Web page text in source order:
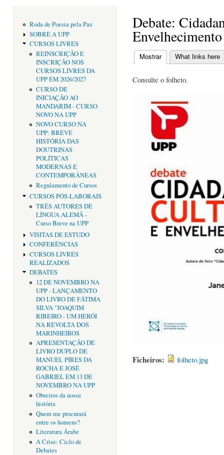
Roda de Poesia pela Paz
SOBRE A UPP
CURSOS LIVRES
REINSCRIÇÃO E
INSCRIÇÃO NOS
CURSOS LIVRES DA
UPP EM 2026/2027
CURSO DE
INICIAÇÃO AO
MANDARIM - CURSO
NOVO NA UPP
NOVO CURSO NA
UPP: BREVE
HISTÓRIA DAS
DOUTRINAS
POLÍTICAS
MODERNAS E
CONTEMPORÂNEAS
Regulamento de Cursos
CURSOS PÓS-LABORAIS
TRÊS AUTORES DE
LÍNGUA ALEMÃ -
Curso Breve na UPP
VISITAS DE ESTUDO
CONFERÊNCIAS
CURSOS LIVRES
REALIZADOS
DEBATES
12 DE NOVEMBRO NA
UPP - LANÇAMENTO
DO LIVRO DE FÁTIMA
SILVA "JOAQUIM
RIBEIRO - UM HERÓI
NA REVOLTA DOS
MARINHEIROS
APRESENTAÇÃO DE
LIVRO DUPLO DE
MANUEL PIRES DA
ROCHA E JOSÉ
GABRIEL EM 13 DE
NOVEMBRO NA UPP
Obreiros da nossa
história
Quem me procurará
entre os homens?
Literatura Árabe
A Crise: Ciclo de
Debates
Debate:
Envelhecimento
Separadores
Mostrar(separador ativo)
What links here
Consulte o folheto.
Ficheiros: folheto.jpg